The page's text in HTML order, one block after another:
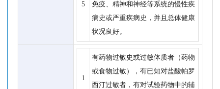
5
免疫、精神和神经等系统的慢性疾
病史或严重疾病史，并且总体健康
状况良好。
1
有药物过敏史或过敏体质者（药物
或食物过敏），有已知对盐酸帕罗
西汀过敏者，有对试验药物中的辅